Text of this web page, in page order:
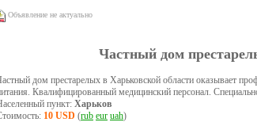
Объявление не актуально
Частный дом
дом престарелых в Харьковской области оказывает
Квалифицированный медицинский персонал.
пункт: Харьков
10 USD (rub eur uah)